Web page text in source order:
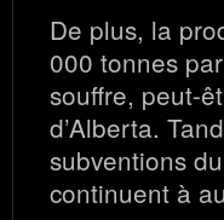
De plus, la
000 tonnes
souffre, peut-
d’Alberta.
subventions
continuent à